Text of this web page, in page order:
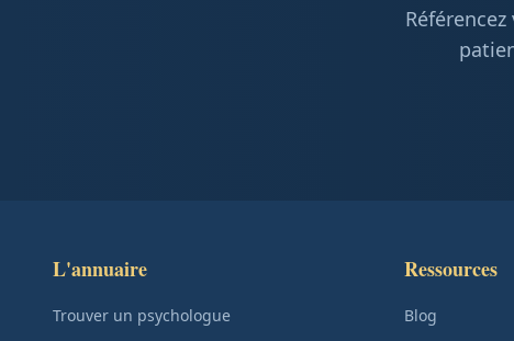
L'annuaire
Trouver un psychologue
Ressources
Blog